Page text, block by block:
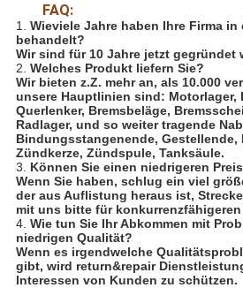
FAQ:
1. Wieviele Jahre haben Ihre Firma
behandelt?
Wir sind für 10 Jahre jetzt gegründet
2. Welches Produkt liefern Sie?
Wir bieten z.Z. mehr an, als 10.000
unsere Hauptlinien sind: Motorlager,
Querlenker, Bremsbeläge,
Radlager, und so weiter tragende
Bindungsstangenende, Gestellende,
Zündkerze, Zündspule, Tanksäule.
3. Können Sie einen niedrigeren
Wenn Sie haben, schlug ein viel
der aus Auflistung heraus ist,
mit uns bitte für
4. Wie tun Sie Ihr Abkommen mit
niedrigen Qualität?
Wenn es irgendwelche
gibt, wird return&repair
Interessen von Kunden zu schützen.